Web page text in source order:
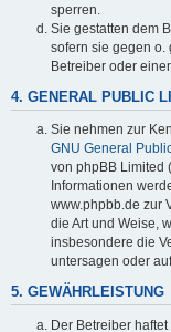
sperren.
Sie gestatten dem
sofern sie gegen o.
Betreiber oder
4. GENERAL PUBLIC
Sie nehmen zur
GNU General
von phpBB Limited
Informationen
www.phpbb.de zur
die Art und Weise,
insbesondere die
untersagen oder
5. GEWÄHRLEISTUNG
Der Betreiber